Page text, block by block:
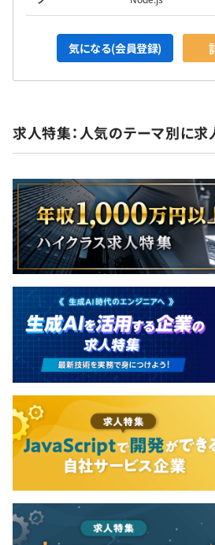
気になる(会員登録)
求人特集：人気のテーマ別に求